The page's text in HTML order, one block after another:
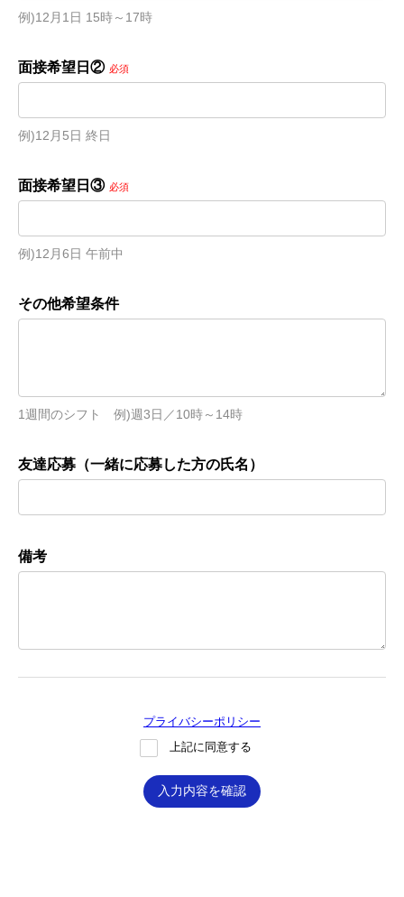
例)12月1日 15時～17時
面接希望日② 必須
例)12月5日 終日
面接希望日③ 必須
例)12月6日 午前中
その他希望条件
1週間のシフト　例)週3日／10時～14時
友達応募（一緒に応募した方の氏名）
備考
プライバシーポリシー
上記に同意する
入力内容を確認